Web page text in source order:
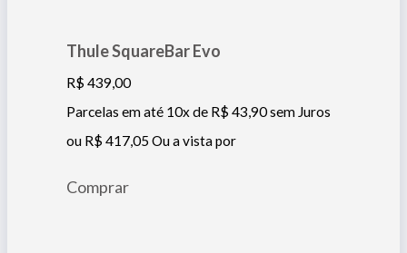
Thule SquareBar Evo
R$ 439,00
Parcelas em até 10x de R$ 43,90sem Juros
ou R$ 417,05 Ou a vista por
Comprar